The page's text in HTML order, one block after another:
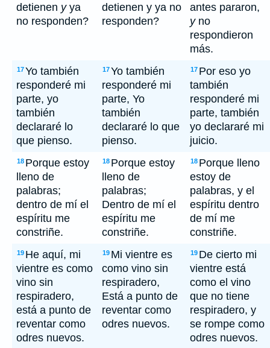
detienen yya
no responden?
detienen y ya no
responden?
antes pararon,
yno
respondieron
más.
17Yo también
responderé mi
parte, yo
también
declararé lo
que pienso.
17Yo también
responderé mi
parte, Yo
también
declararé lo que
pienso.
17 Por eso yo
también
responderé mi
parte, también
yo declararé mi
juicio.
18 Porque estoy
lleno de
palabras;
dentro de mí el
espíritu me
constriñe.
18 Porque estoy
lleno de
palabras;
Dentro de mí el
espíritu me
constriñe.
18 Porque lleno
estoy de
palabras, y el
espíritu dentro
de mí me
constriñe.
19 He aquí, mi
vientre es como
vino sin
respiradero,
está a punto de
reventar como
odres nuevos.
19 Mi vientre es
como vino sin
respiradero,
Está a punto de
reventar como
odres nuevos.
19 De cierto mi
vientre está
como el vino
que no tiene
respiradero, y
se rompe como
odres nuevos.